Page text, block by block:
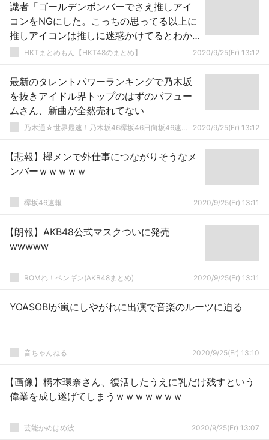
識者「ゴールデンボンバーでさえ推しアイ
コンをNGにした。こっちの思ってる以上に
推しアイコンは推しに迷惑かけてるとわか
るよな」
HKTまとめもん【HKT48のまとめ】 2020/9/25(Fr) 13:12
最新のタレントパワーランキングで乃木坂
を抜きアイドル界トップのはずのパフュー
ムさん、新曲が全然売れてない
乃木通☆世界最速！乃木坂46欅坂46日向坂46速報まとめ 2020/9/25(Fr) 13:12
【悲報】欅メンで外仕事につながりそうなメ
ンバーｗｗｗｗｗ
欅坂46速報 2020/9/25(Fr) 13:11
【朗報】AKB48公式マスクついに発売
wwwww
ROMれ！ペンギン(AKB48まとめ) 2020/9/25(Fr) 13:11
YOASOBIが嵐にしやがれに出演で音楽のルーツに迫る
音ちゃんねる 2020/9/25(Fr) 13:10
【画像】橋本環奈さん、復活したうえに乳だけ残すという
偉業を成し遂げてしまうｗｗｗｗｗｗｗ
芸能かめはめ波 2020/9/25(Fr) 13:07